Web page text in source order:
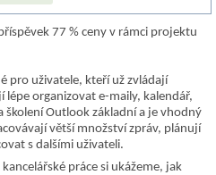
77 % ceny v rámci projektu
pro uživatele, kteří už zvládají
lépe organizovat e-maily, kalendář,
školení Outlook základní a je vhodný
větší množství zpráv, plánují
s dalšími uživateli.
práce si ukážeme, jak